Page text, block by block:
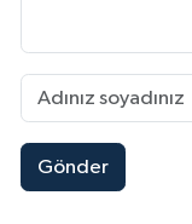
Gönder